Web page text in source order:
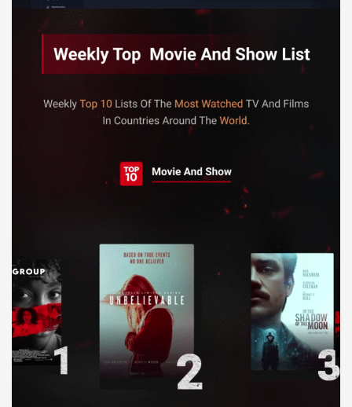
Báo giá & Đặt hàng:
0903.976.769